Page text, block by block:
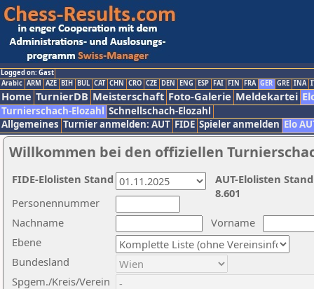
Logged on: Gast
Arabic ARM AZE BIH BUL CAT CHN CRO CZE DEN ENG ESP FAI FIN FRA GER GRE INA
Home TurnierDB Meisterschaft Foto-Galerie Meldekartei
Turnierschach-Elozahl Schnellschach-Elozahl
Allgemeines Turnier anmelden: AUT FIDE Spieler anmelden Elo
Willkommen bei den offiziellen
Nachname
Vorname
Ebene
Personennummer
Bundesland
Spgem./Kreis/Verein
AUT-Elolisten
8.601
FIDE-Elolisten Stand